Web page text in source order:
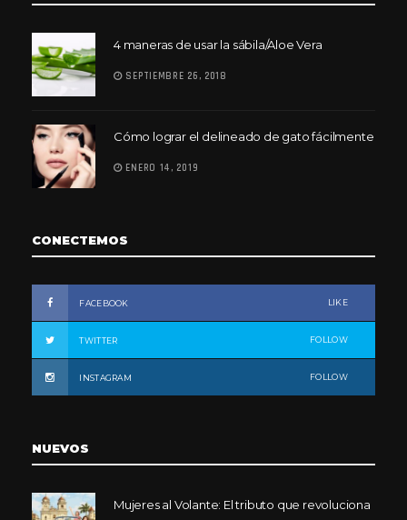
4 maneras de usar la sábila/Aloe Vera
SEPTIEMBRE 26, 2018
Cómo lograr el delineado de gato fácilmente
ENERO 14, 2019
CONECTEMOS
FACEBOOK LIKE
TWITTER FOLLOW
INSTAGRAM FOLLOW
NUEVOS
Mujeres al Volante: El tributo que revoluciona